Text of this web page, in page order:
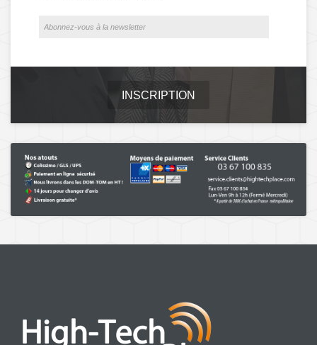
INSCRIPTION